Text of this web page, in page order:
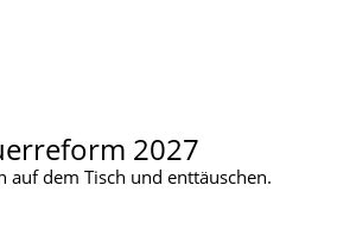
2027
auf dem Tisch und enttäuschen.